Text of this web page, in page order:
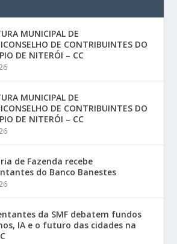
MUNICIPAL DE
DE CONTRIBUINTES DO
DE NITERÓI – CC
MUNICIPAL DE
DE CONTRIBUINTES DO
DE NITERÓI – CC
de Fazenda recebe
do Banco Banestes
da SMF debatem fundos
IA e o futuro das cidades na